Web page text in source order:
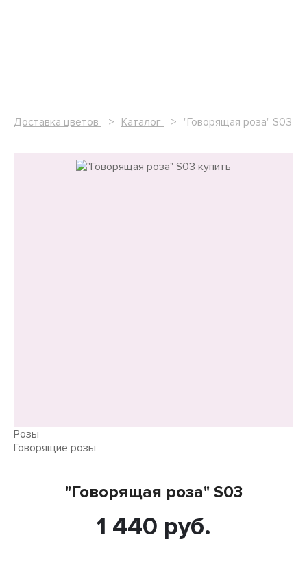
Доставка цветов Каталог "Говорящая роза" S03
Розы
Говорящие розы
"Говорящая роза" S03
1 440 руб.